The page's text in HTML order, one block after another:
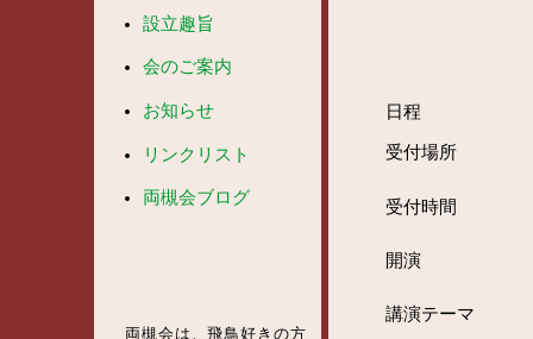
設立趣旨
会のご案内
お知らせ
リンクリスト
両槻会ブログ
両槻会は、飛鳥好きの方
日程
受付場所
受付時間
開演
講演テーマ